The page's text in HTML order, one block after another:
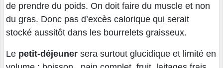
de prendre du poids. On doit faire du muscle et non
du gras. Donc pas d’excès calorique qui serait
stocké aussitôt dans les bourrelets graisseux.
Le petit-déjeuner sera surtout glucidique et limité en